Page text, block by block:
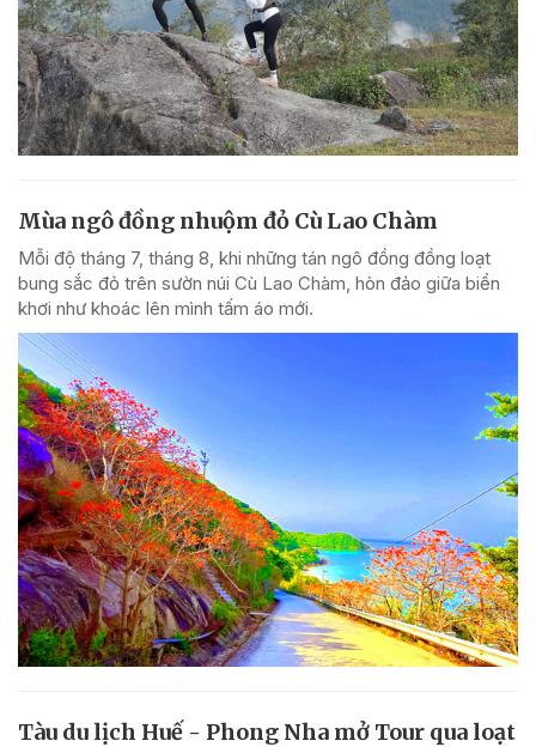
Mùa ngô đồng nhuộm đỏ Cù Lao Chàm
Mỗi độ tháng 7, tháng 8, khi những tán ngô đồng đồng loạt
bung sắc đỏ trên sườn núi Cù Lao Chàm, hòn đảo giữa biển
khơi như khoác lên mình tấm áo mới.
Tàu du lịch Huế - Phong Nha mở Tour qua loạt